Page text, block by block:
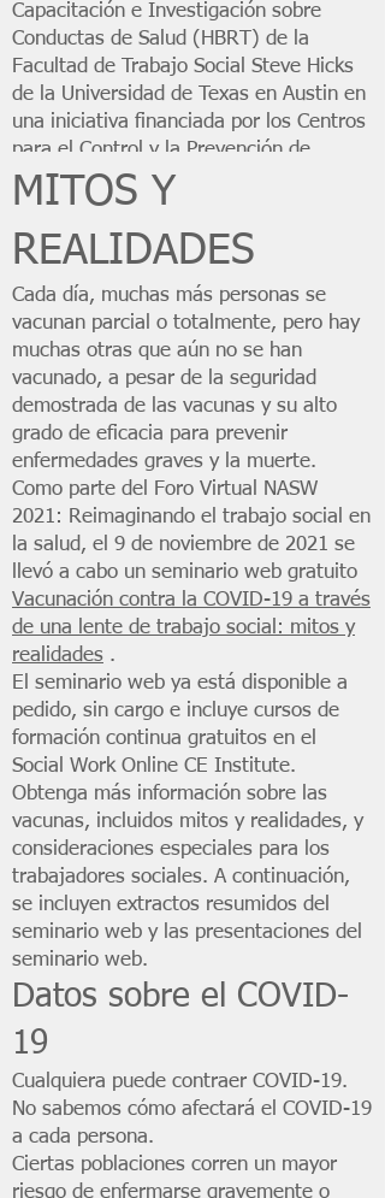
Capacitación e Investigación sobre
Conductas de Salud (HBRT) de la
Facultad de Trabajo Social Steve Hicks
de la Universidad de Texas en Austin en
una iniciativa financiada por los Centros
para el Control y la Prevención de
Enfermedades (CDC) para apoyar a los
trabajadores sociales y sus clientes en
la toma de decisiones informadas sobre
las vacunas.
>>Conozca más sobre esta iniciativa.
MITOS Y
REALIDADES
Cada día, muchas más personas se
vacunan parcial o totalmente, pero hay
muchas otras que aún no se han
vacunado, a pesar de la seguridad
demostrada de las vacunas y su alto
grado de eficacia para prevenir
enfermedades graves y la muerte.
Como parte del Foro Virtual NASW
2021: Reimaginando el trabajo social en
la salud, el 9 de noviembre de 2021 se
llevó a cabo un seminario web gratuito
Vacunación contra la COVID-19 a través
de una lente de trabajo social: mitos y
realidades .
El seminario web ya está disponible a
pedido, sin cargo e incluye cursos de
formación continua gratuitos en el
Social Work Online CE Institute.
Obtenga más información sobre las
vacunas, incluidos mitos y realidades, y
consideraciones especiales para los
trabajadores sociales. A continuación,
se incluyen extractos resumidos del
seminario web y las presentaciones del
seminario web.
Datos sobre el COVID-
19
Cualquiera puede contraer COVID-19.
No sabemos cómo afectará el COVID-19
a cada persona.
Ciertas poblaciones corren un mayor
riesgo de enfermarse gravemente o